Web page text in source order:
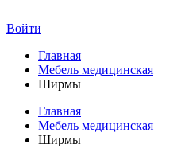
Войти
Главная
Мебель медицинская
Ширмы
Главная
Мебель медицинская
Ширмы